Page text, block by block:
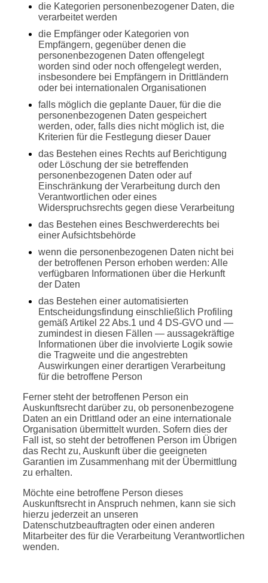
die Kategorien personenbezogener Daten, die
verarbeitet werden
die Empfänger oder Kategorien von
Empfängern, gegenüber denen die
personenbezogenen Daten offengelegt
worden sind oder noch offengelegt werden,
insbesondere bei Empfängern in Drittländern
oder bei internationalen Organisationen
falls möglich die geplante Dauer, für die die
personenbezogenen Daten gespeichert
werden, oder, falls dies nicht möglich ist, die
Kriterien für die Festlegung dieser Dauer
das Bestehen eines Rechts auf Berichtigung
oder Löschung der sie betreffenden
personenbezogenen Daten oder auf
Einschränkung der Verarbeitung durch den
Verantwortlichen oder eines
Widerspruchsrechts gegen diese Verarbeitung
das Bestehen eines Beschwerderechts bei
einer Aufsichtsbehörde
wenn die personenbezogenen Daten nicht bei
der betroffenen Person erhoben werden: Alle
verfügbaren Informationen über die Herkunft
der Daten
das Bestehen einer automatisierten
Entscheidungsfindung einschließlich Profiling
gemäß Artikel 22 Abs.1 und 4 DS-GVO und —
zumindest in diesen Fällen — aussagekräftige
Informationen über die involvierte Logik sowie
die Tragweite und die angestrebten
Auswirkungen einer derartigen Verarbeitung
für die betroffene Person
Ferner steht der betroffenen Person ein
Auskunftsrecht darüber zu, ob personenbezogene
Daten an ein Drittland oder an eine internationale
Organisation übermittelt wurden. Sofern dies der
Fall ist, so steht der betroffenen Person im Übrigen
das Recht zu, Auskunft über die geeigneten
Garantien im Zusammenhang mit der Übermittlung
zu erhalten.
Möchte eine betroffene Person dieses
Auskunftsrecht in Anspruch nehmen, kann sie sich
hierzu jederzeit an unseren
Datenschutzbeauftragten oder einen anderen
Mitarbeiter des für die Verarbeitung Verantwortlichen
wenden.